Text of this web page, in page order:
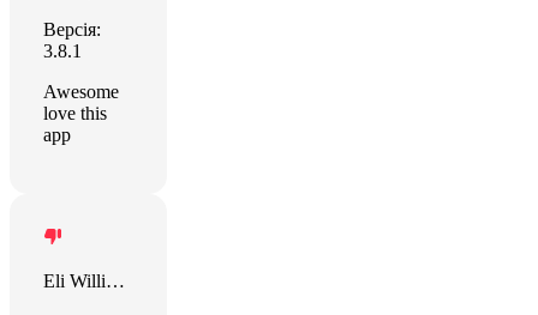
Версія:
3.8.1
Awesome
love this
app
Eli Williams